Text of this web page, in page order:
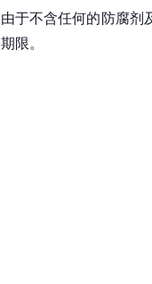
由于不含任何的防腐剂
期限。